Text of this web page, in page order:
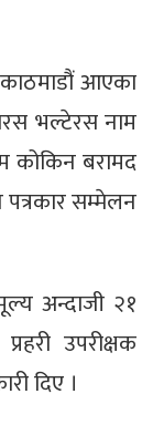
आएका
भल्टेरस नाम
कोकिन बरामद
सम्मेलन
अन्दाजी २१
उपरीक्षक
दिए ।